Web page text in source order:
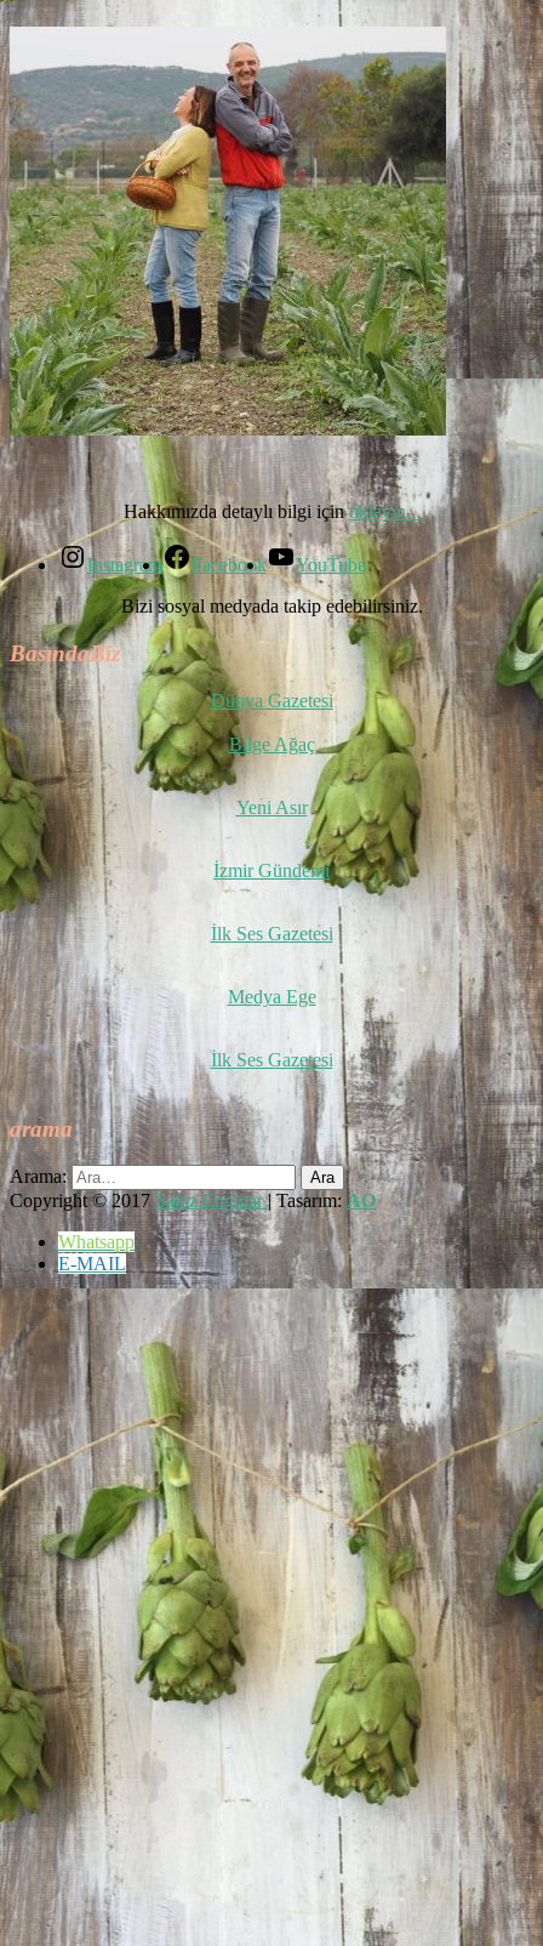
Hakkımızda detaylı bilgi içintıklayın...
Instagram Facebook
YouTube
Bizi sosyal medyada takip edebilirsiniz.
BasındaBiz
Dünya Gazetesi
Bilge Ağaç
Yeni Asır
İzmir Gündemi
İlk Ses Gazetesi
Medya Ege
İlk Ses Gazetesi
arama
Arama:
Copyright © 2017Sakız Enginar| Tasarım: AO
Whatsapp
E-MAIL